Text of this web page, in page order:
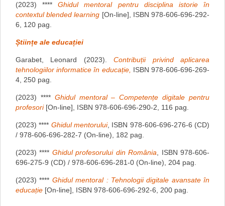
(2023) ****Ghidul mentoral pentru disciplina istorie în
contextul blended learning [On-line], ISBN 978-606-696-292-
6, 120 pag.
Științe ale educației
Garabet, Leonard (2023).Contribuții privind aplicarea
tehnologiilor informatice în educație, ISBN 978-606-696-269-
4, 250 pag.
(2023) **** Ghidul mentoral – Competențe digitale pentru
profesori [On-line], ISBN 978-606-696-290-2, 116 pag.
(2023) **** Ghidul mentorului, ISBN 978-606-696-276-6 (CD)
/ 978-606-696-282-7 (On-line), 182 pag.
(2023) **** Ghidul profesorului din România , ISBN 978-606-
696-275-9 (CD) / 978-606-696-281-0 (On-line), 204 pag.
(2023) **** Ghidul mentoral : Tehnologii digitale avansate în
educație [On-line], ISBN 978-606-696-292-6, 200 pag.